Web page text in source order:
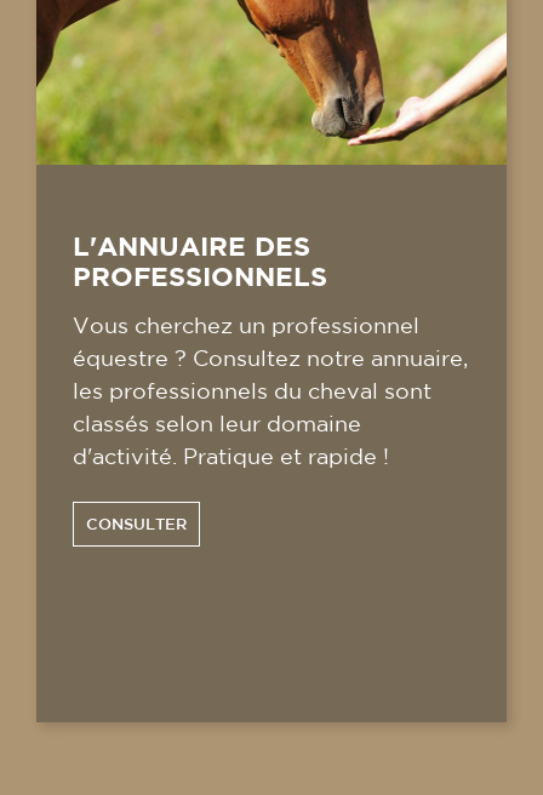
L'ANNUAIRE DES
PROFESSIONNELS
Vous cherchez un professionnel
équestre ? Consultez notre annuaire,
les professionnels du cheval sont
classés selon leur domaine
d'activité. Pratique et rapide !
CONSULTER